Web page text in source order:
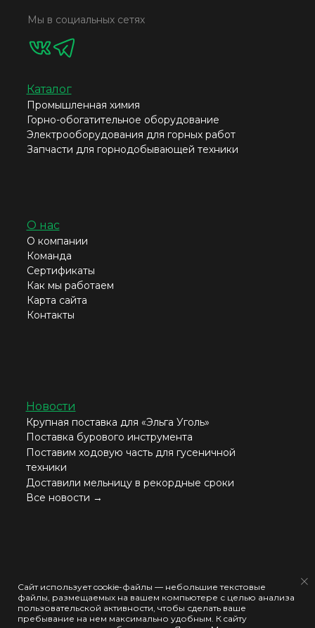
Новости
Крупная поставка для «Эльга Уголь»
Поставка бурового инструмента
Поставим ходовую часть для гусеничной
техники
Доставили мельницу в рекордные сроки
Все новости →
Каталог
Промышленная химия
Горно-обогатительное оборудование
Электрооборудования для горных работ
Запчасти для горнодобывающей техники
О нас
О компании
Команда
Сертификаты
Как мы работаем
Карта сайта
Контакты
Мы в социальных сетях
Политика использования cookie-файлов
Политика конфиденциальности
Сайт использует cookie-файлы — небольшие текстовые
файлы, размещаемых на вашем компьютере с целью анализа
пользовательской активности, чтобы сделать ваше
пребывание на нем максимально удобным. К cайту